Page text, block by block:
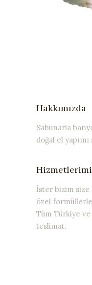
Hakkımızda
Sabunaria
doğal el
İster bizim size
özel formüllerle
Tüm Türkiye
teslimat.